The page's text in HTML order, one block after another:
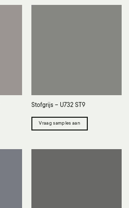
Stofgrijs – U732 ST9
Vraag samples aan